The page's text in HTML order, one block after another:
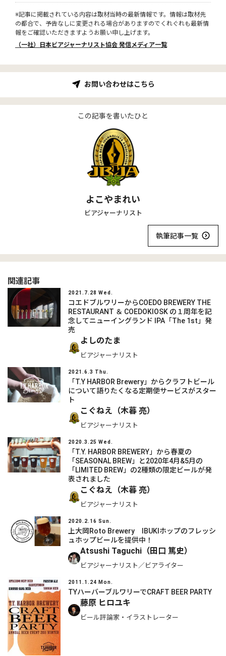
※記事に掲載されている内容は取材当時の最新情報です。情報は取材先
の都合で、予告なしに変更される場合がありますのでくれぐれも最新情
報をご確認いただきますようお願い申し上げます。
（一社）日本ビアジャーナリスト協会 発信メディア一覧
お問い合わせはこちら
この記事を書いたひと
よこやまれい
ビアジャーナリスト
執筆記事一覧
関連記事
2021.7.28 Wed.
コエドブルワリーからCOEDO BREWERY THE
RESTAURANT ＆ COEDOKIOSK の１周年を記
念してニューイングランド IPA「The 1st」発
売
よしのたま
ビアジャーナリスト
2021.6.3 Thu.
「T.Y HARBOR Brewery」からクラフトビール
について語りたくなる定期便サービスがスター
ト
こぐねえ（木暮 亮）
ビアジャーナリスト
2020.3.25 Wed.
「T.Y. HARBOR BREWERY」から春夏の
「SEASONAL BREW」と2020年4月&5月の
「LIMITED BREW」の2種類の限定ビールが発
表されました
こぐねえ（木暮 亮）
ビアジャーナリスト
2020.2.16 Sun.
上大岡Roto Brewery IBUKIホップのフレッシ
ュホップビールを提供中！
Atsushi Taguchi（田口 篤史）
ビアジャーナリスト／ビアライター
2011.1.24 Mon.
TYハーバーブルワリーでCRAFT BEER PARTY
藤原 ヒロユキ
ビール評論家・イラストレーター